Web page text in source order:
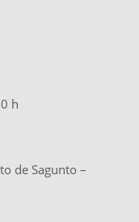
h
de Sagunto –